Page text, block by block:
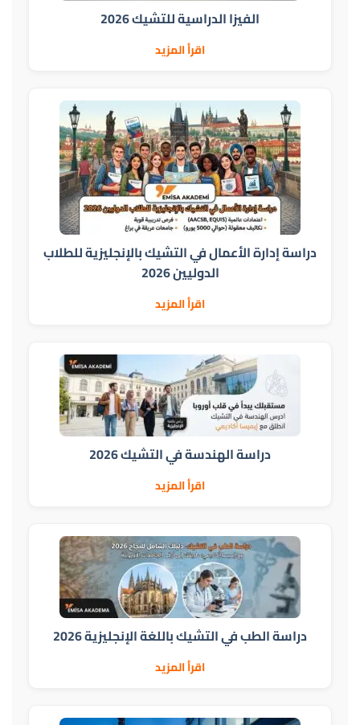
الفيزا الدراسية للتشيك 2026
اقرأ المزيد
دراسة إدارة الأعمال في التشيك بالإنجليزية للطلاب
الدوليين 2026
اقرأ المزيد
دراسة الهندسة في التشيك 2026
اقرأ المزيد
دراسة الطب في التشيك باللغة الإنجليزية 2026
اقرأ المزيد